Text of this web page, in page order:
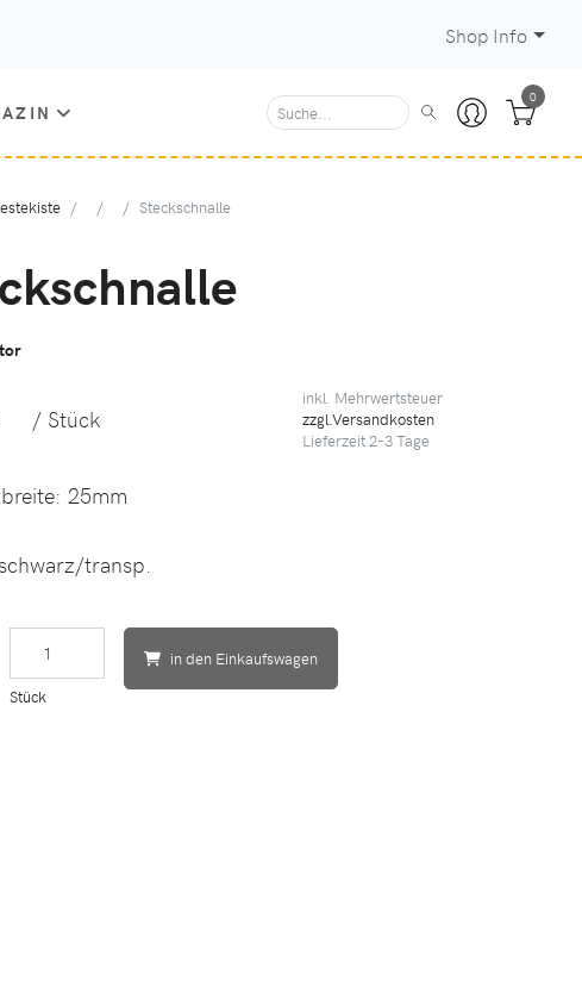
Shop Info
0
Steckschnalle
/ Stück
inkl. Mehrwertsteuer
zzgl.Versandkosten
Lieferzeit 2-3Tage
25mm
transp.
Stück
in den Einkaufswagen